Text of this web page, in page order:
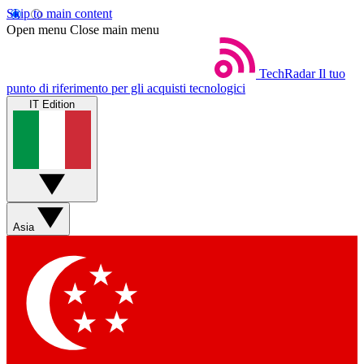
Skip to main content
Open menu Close main menu
TechRadar Il tuo
punto di riferimento per gli acquisti tecnologici
IT Edition
Asia